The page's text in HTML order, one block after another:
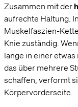
Zusammen mit der
aufrechte Haltung.
Muskelfaszien-
Knie zuständig.
lange in einer
das über mehrere
schaffen, verformt
Körpervorderseite.